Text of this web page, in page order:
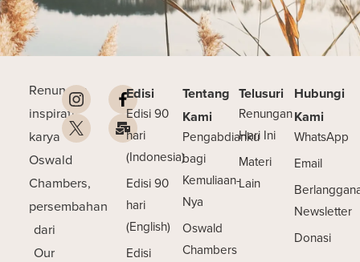
Renungan
inspiratif
karya
Oswald
Chambers,
persembahan
dari
Our
Edisi
Edisi 90
hari
(Indonesia)
Edisi 90
hari
(English)
Edisi
Tentang
Kami
Pengabdianku
bagi
Kemuliaan-
Nya
Oswald
Chambers
Telusuri
Renungan
Hari Ini
Materi
Lain
Hubungi
Kami
WhatsApp
Email
Newsletter
Donasi